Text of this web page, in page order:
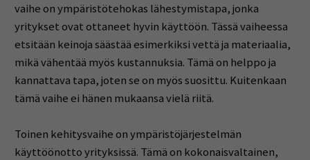
vaihe on ympäristötehokas lähestymistapa, jonka
yritykset ovat ottaneet hyvin käyttöön. Tässä vaiheessa
etsitään keinoja säästää esimerkiksi vettä ja materiaalia,
mikä vähentää myös kustannuksia. Tämä on helppo ja
kannattava tapa, joten se on myös suosittu. Kuitenkaan
tämä vaihe ei hänen mukaansa vielä riitä.
Toinen kehitysvaihe on ympäristöjärjestelmän
käyttöönotto yrityksissä. Tämä on kokonaisvaltainen,